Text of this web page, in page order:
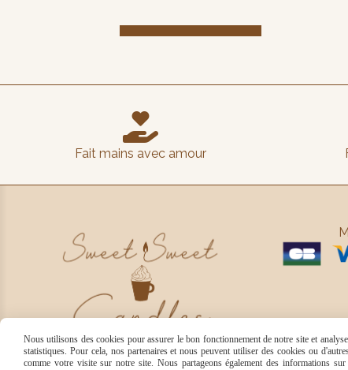

Fait mains avec amour
Nous utilisons des cookies pour assurer le bon fonctionnement de notre site et
statistiques. Pour cela, nos partenaires et nous peuvent utiliser des cookies ou
comme votre visite sur notre site. Nous partageons également des informations